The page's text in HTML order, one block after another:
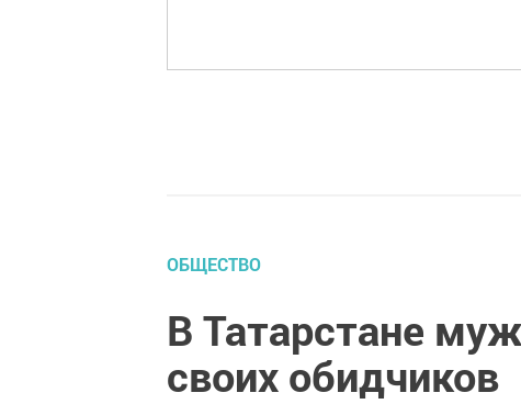
ОБЩЕСТВО
В Татарстане
своих обидчиков